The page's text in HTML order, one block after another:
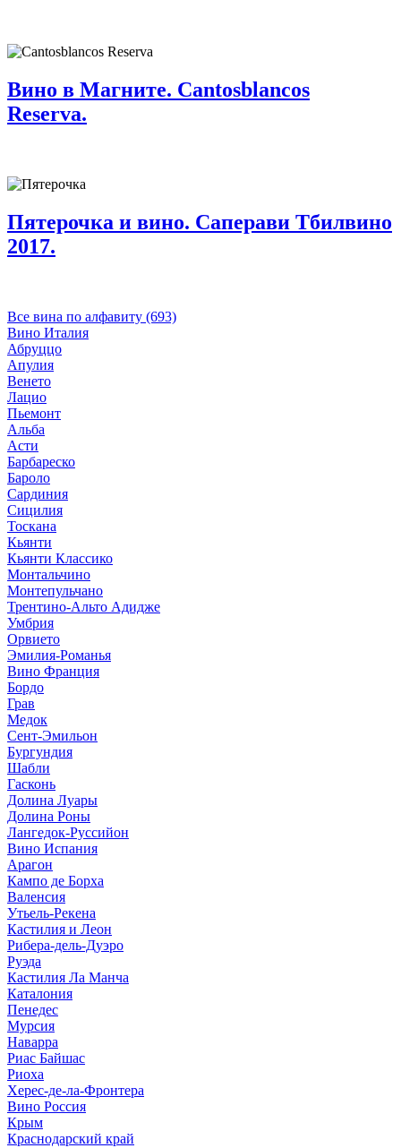
Вино в Магните. Cantosblancos
Reserva.
Пятерочка и вино. Саперави Тбилвино
2017.
Все вина по алфавиту (693)
Вино Италия
Абруццо
Апулия
Венето
Лацио
Пьемонт
Альба
Асти
Барбареско
Бароло
Сардиния
Сицилия
Тоскана
Кьянти
Кьянти Классико
Монтальчино
Монтепульчано
Трентино-Альто Адидже
Умбрия
Орвието
Эмилия-Романья
Вино Франция
Бордо
Грав
Медок
Сент-Эмильон
Бургундия
Шабли
Гасконь
Долина Луары
Долина Роны
Лангедок-Руссийон
Вино Испания
Арагон
Кампо де Борха
Валенсия
Утьель-Рекена
Кастилия и Леон
Рибера-дель-Дуэро
Руэда
Кастилия Ла Манча
Каталония
Пенедес
Мурсия
Наварра
Риас Байшас
Риоха
Херес-де-ла-Фронтера
Вино Россия
Крым
Краснодарский край